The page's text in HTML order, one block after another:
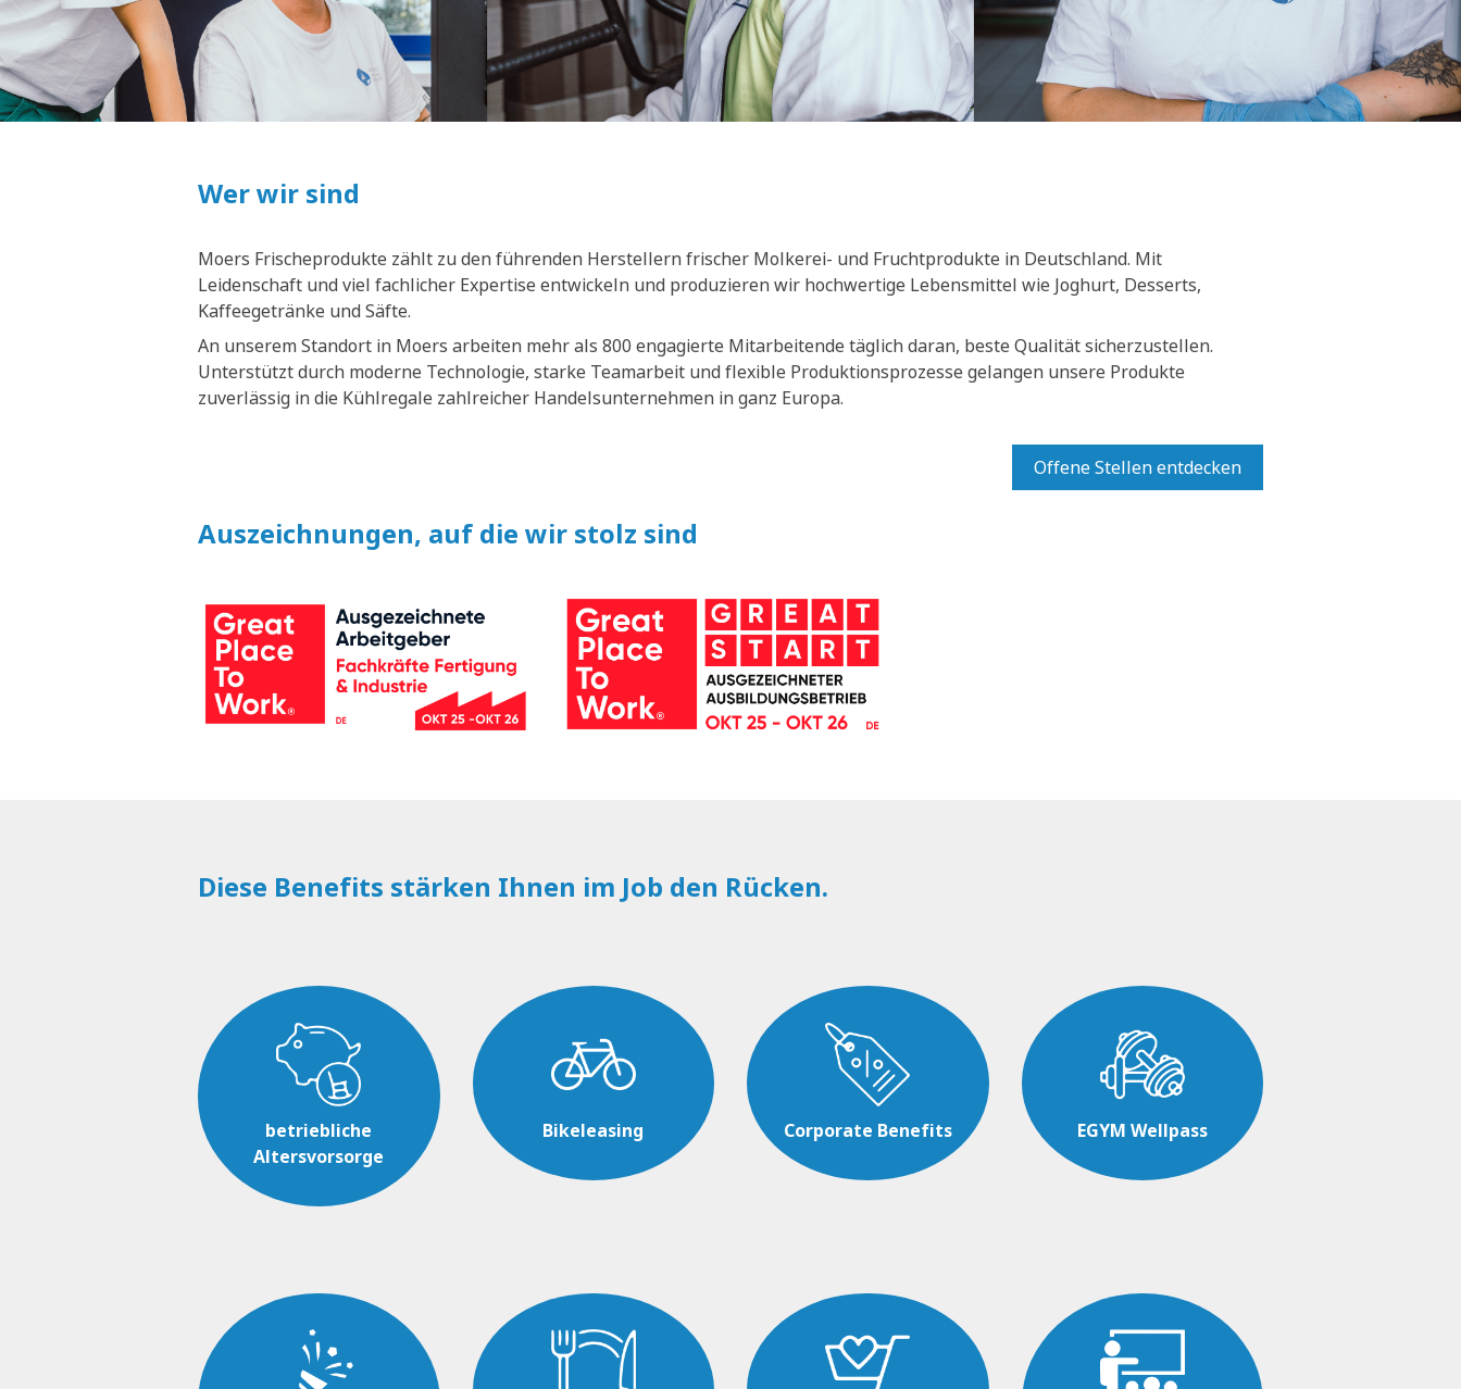
Wer wir sind
Moers Frischeprodukte zählt zu den führenden Herstellern frischer Molkerei- und Fruchtprodukte in Deutschland. Mit
Leidenschaft und viel fachlicher Expertise entwickeln und produzieren wir hochwertige Lebensmittel wie Joghurt, Desserts,
Kaffeegetränke und Säfte.
An unserem Standort in Moers arbeiten mehr als 800 engagierte Mitarbeitende täglich daran, beste Qualität sicherzustellen.
Unterstützt durch moderne Technologie, starke Teamarbeit und flexible Produktionsprozesse gelangen unsere Produkte
zuverlässig in die Kühlregale zahlreicher Handelsunternehmen in ganz Europa.
Offene Stellen entdecken
Auszeichnungen, auf die wir stolz sind
Diese Benefits stärken Ihnen im Job den Rücken.
betriebliche
Altersvorsorge
Bikeleasing Corporate Benefits EGYM Wellpass